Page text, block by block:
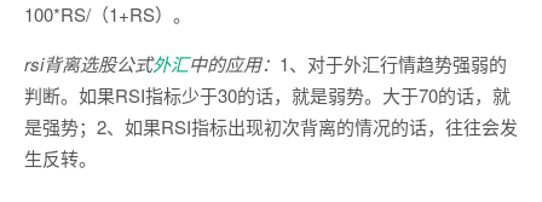
100*RS/（1+RS）。
rsi背离选股公式外汇中的应用： 1、对于外汇行情趋势强弱的
判断。如果RSI指标少于30的话，就是弱势。大于70的话，就
是强势；2、如果RSI指标出现初次背离的情况的话，往往会发
生反转。